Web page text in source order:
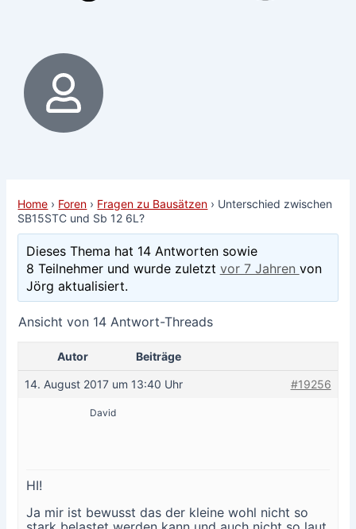
Home › Foren › Fragen zu Bausätzen › Unterschied zwischen
SB15STC und Sb 12 6L?
Dieses Thema hat 14 Antworten sowie
8 Teilnehmer und wurde zuletzt vor 7 Jahren von
Jörg aktualisiert.
Ansicht von 14 Antwort-Threads
Autor Beiträge
14. August 2017 um 13:40 Uhr #19256
David
HI!
Ja mir ist bewusst das der kleine wohl nicht so